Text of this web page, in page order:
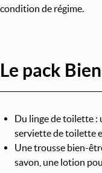
condition de régime.
Le pack
Du linge de toilette :
serviette de toilette
Une trousse bien-
savon, une lotion